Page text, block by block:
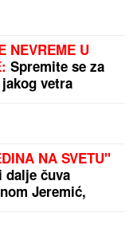
JE ZORAN
rukama, ušao u
OVAKO